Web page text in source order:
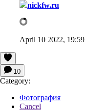
nickfw.ru
April 10 2022, 19:59
10
Category:
Фотография
Cancel